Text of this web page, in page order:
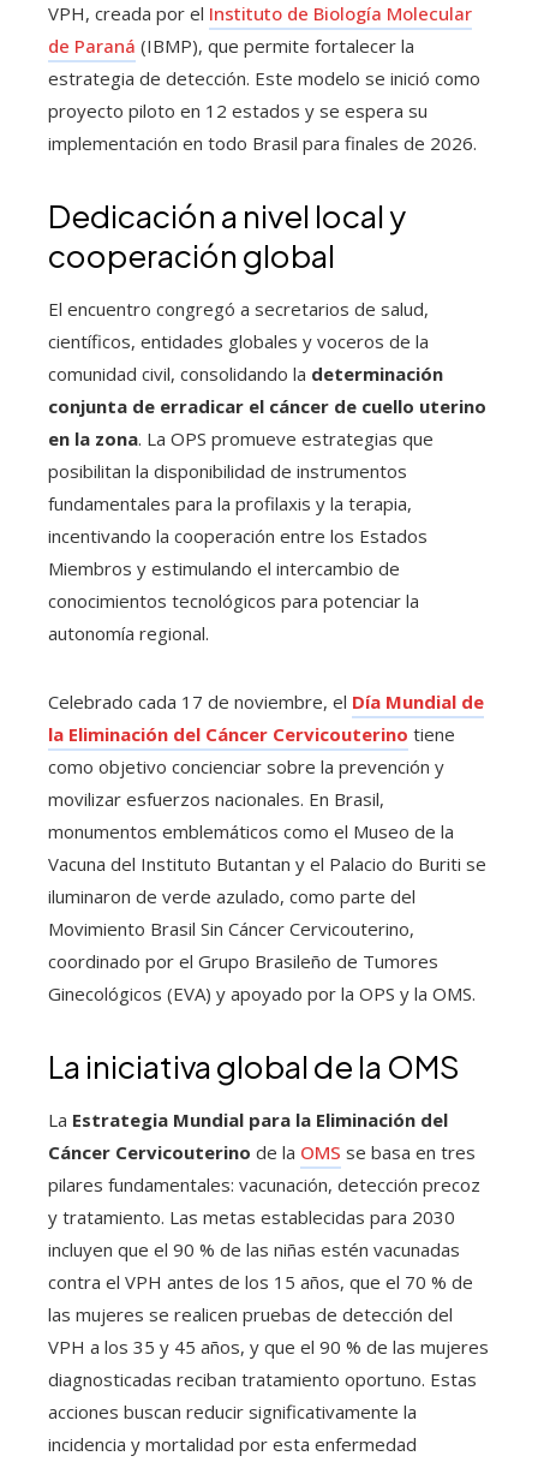
VPH, creada por el Instituto de Biología Molecular
de Paraná (IBMP), que permite fortalecer la
estrategia de detección. Este modelo se inició como
proyecto piloto en 12 estados y se espera su
implementación en todo Brasil para finales de 2026.
Dedicación a nivel local y
cooperación global
El encuentro congregó a secretarios de salud,
científicos, entidades globales y voceros de la
comunidad civil, consolidando la determinación
conjunta de erradicar el cáncer de cuello uterino
en la zona. La OPS promueve estrategias que
posibilitan la disponibilidad de instrumentos
fundamentales para la profilaxis y la terapia,
incentivando la cooperación entre los Estados
Miembros y estimulando el intercambio de
conocimientos tecnológicos para potenciar la
autonomía regional.
Celebrado cada 17 de noviembre, el Día Mundial de
la Eliminación del Cáncer Cervicouterino tiene
como objetivo concienciar sobre la prevención y
movilizar esfuerzos nacionales. En Brasil,
monumentos emblemáticos como el Museo de la
Vacuna del Instituto Butantan y el Palacio do Buriti se
iluminaron de verde azulado, como parte del
Movimiento Brasil Sin Cáncer Cervicouterino,
coordinado por el Grupo Brasileño de Tumores
Ginecológicos (EVA) y apoyado por la OPS y la OMS.
La iniciativa global de la OMS
La Estrategia Mundial para la Eliminación del
Cáncer Cervicouterino de la OMS se basa en tres
pilares fundamentales: vacunación, detección precoz
y tratamiento. Las metas establecidas para 2030
incluyen que el 90 % de las niñas estén vacunadas
contra el VPH antes de los 15 años, que el 70 % de
las mujeres se realicen pruebas de detección del
VPH a los 35 y 45 años, y que el 90 % de las mujeres
diagnosticadas reciban tratamiento oportuno. Estas
acciones buscan reducir significativamente la
incidencia y mortalidad por esta enfermedad